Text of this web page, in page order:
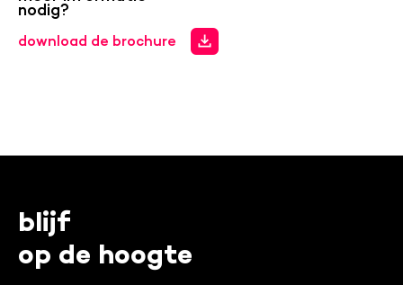
nodig?
download de brochure
blijf
op de hoogte